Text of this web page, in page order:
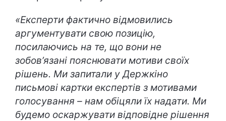
«Експерти фактично відмовились
аргументувати свою позицію,
посилаючись на те, що вони не
зобов’язані пояснювати мотиви своїх
рішень. Ми запитали у Держкіно
письмові картки експертів з мотивами
голосування – нам обіцяли їх надати. Ми
будемо оскаржувати відповідне рішення